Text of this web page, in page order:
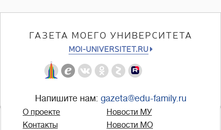
ГАЗЕТА МОЕГО УНИВЕРСИТЕТА
MOI-UNIVERSITET.RU
Напишите нам: gazeta@edu-family.ru
О проекте
Контакты
Новости МУ
Новости МО